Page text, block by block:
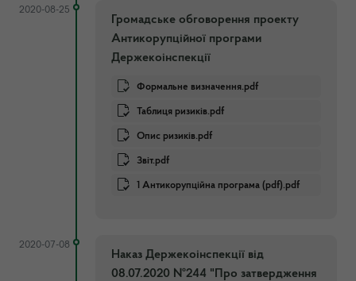
2020-08-25
Громадське обговорення проекту
Антикорупційної програми
Держекоінспекції
Формальне визначення.pdf
Таблиця ризиків.pdf
Опис ризиків.pdf
Звіт.pdf
1 Антикорупційна програма (pdf).pdf
2020-07-08
Наказ Держекоінспекції від
08.07.2020 №244 "Про затвердження